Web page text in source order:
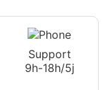
Support
9h-18h/5j